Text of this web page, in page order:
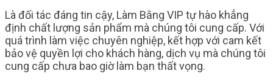
Là đối tác đáng tin cậy, Làm Bằng VIP tự hào khẳng
định chất lượng sản phẩm mà chúng tôi cung cấp. Với
quá trình làm việc chuyên nghiệp, kết hợp với cam kết
bảo vệ quyền lợi cho khách hàng, dịch vụ mà chúng tôi
cung cấp chưa bao giờ làm bạn thất vọng.